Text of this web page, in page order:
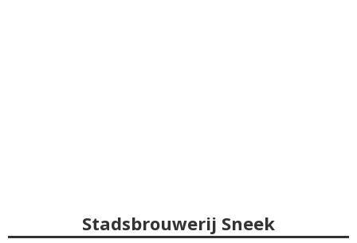
Stadsbrouwerij Sneek